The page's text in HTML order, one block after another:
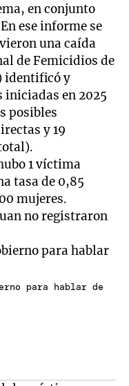
en conjunto
ese informe se
una caída
de Femicidios de
identificó y
iniciadas en 2025
posibles
y 19
1 víctima
tasa de 0,85
mujeres.
no registraron
para hablar de